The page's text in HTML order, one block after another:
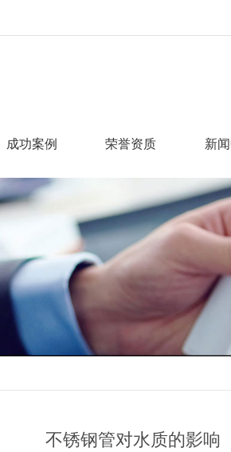
成功案例 荣誉资质 新
不锈钢管对水质的影响